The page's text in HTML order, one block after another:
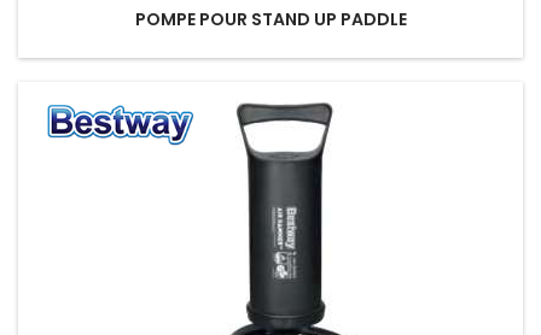
POMPE POUR STAND UP PADDLE